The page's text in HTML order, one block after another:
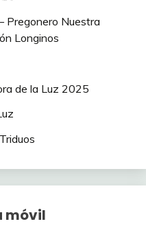
Pregonero Nuestra
Longinos
de la Luz 2025
móvil